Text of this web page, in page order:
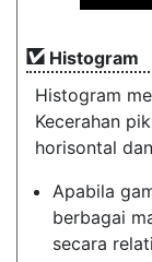
Histogram
Histogram
Kecerahan
horisontal
Apabila
berbagai
secara